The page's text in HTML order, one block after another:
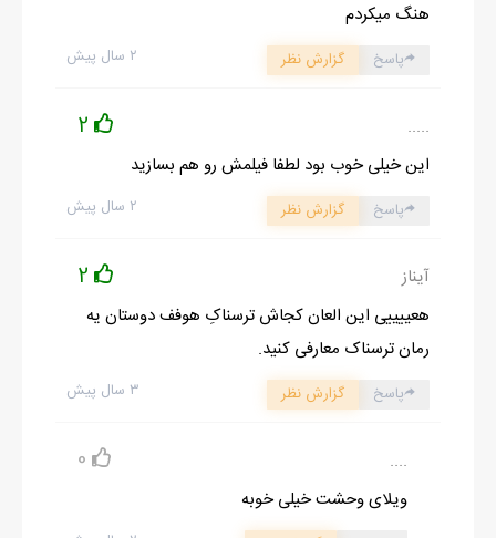
شروع مطالعه آنلاین رمان
هنگ میکردم
۲ سال پیش پاسخ گزارش نظر
.....
2
این خیلی خوب بود لطفا فیلمش رو هم بسازید
۲ سال پیش پاسخ گزارش نظر
آیناز 2
هعییییی این العان کجاش ترسناکِ هوفف دوستان یه
رمان ترسناک معارفی کنید.
۳ سال پیش پاسخ گزارش نظر
....
0
ویلای وحشت خیلی خوبه